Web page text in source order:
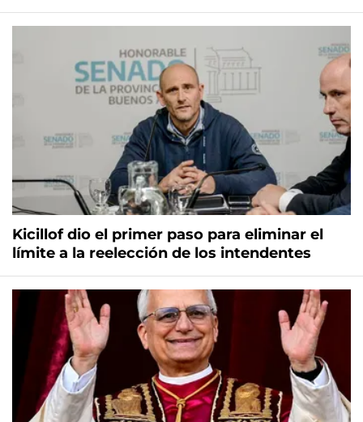
Kicillof dio el primer paso para eliminar el
límite a la reelección de los intendentes